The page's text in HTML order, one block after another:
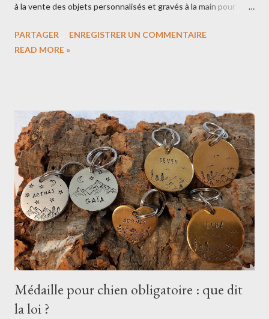
à la vente des objets personnalisés et gravés à la main pour
personnalisés C'est quoi la gravure artisanale? Pour graver une
la gravure artisanale : La gravure est profonde donc elle tient
mieux dans le temps. Une gravure qui a un aspect authentique
et beaucoup de caractère, chaque pièce gravée est unique. Les
inconvénients : Parfois on rate sa gravure (alignement, erreur de
poinçon) et il faut recommencer... Impossible de graver une
adresse car je ne peux pas adapter...
PARTAGER
ENREGISTRER UN COMMENTAIRE
READ MORE »
Médaille pour chien obligatoire : que dit
la loi ?